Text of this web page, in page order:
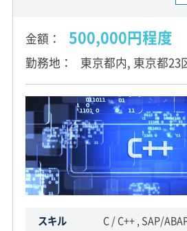
金額 500,000円程度
勤務地 東京都内, 東京都23
スキル C / C++ , SAP/